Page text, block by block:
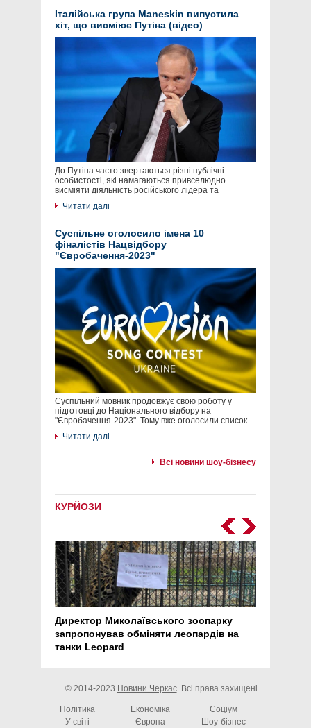
Італійська група Maneskin випустила
хіт, що висміює Путіна (відео)
До Путіна часто звертаються різні публічні
особистості, які намагаються привселюдно
висміяти діяльність російського лідера та
Читати далі
Суспільне оголосило імена 10
фіналістів Нацвідбору
"Євробачення-2023"
Суспільний мовник продовжує свою роботу у
підготовці до Національного відбору на
"Євробачення-2023". Тому вже оголосили список
Читати далі
Всі новини шоу-бізнесу
КУРЙОЗИ
Директор Миколаївського зоопарку
запропонував обміняти леопардів на
танки Leopard
© 2014-2023 Новини Черкас. Всі права захищені.
Політика Економіка
Соціум
У світі
Європа Шоу-бізнес